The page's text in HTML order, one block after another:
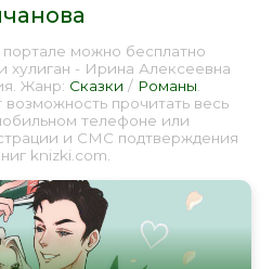
можно бесплатно
хулиган - Ирина Алексеевна
Жанр: Сказки / Романы
прочитать весь
телефоне или
и СМС подтверждения
knizki.com.